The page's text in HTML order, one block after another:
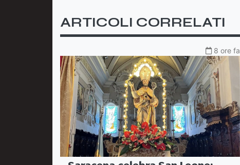
ARTICOLI CORRELATI
8 ore fa